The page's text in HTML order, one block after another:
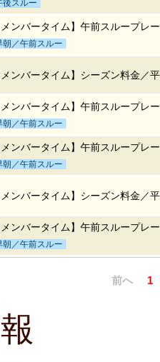
後スルー
メンバータイム】午前スループレ
朝／午前スルー
メンバータイム】シーズン料金／
メンバータイム】午前スループレ
朝／午前スルー
メンバータイム】午前スループレ
朝／午前スルー
メンバータイム】シーズン料金／
メンバータイム】午前スループレ
朝／午前スルー
前へ 1